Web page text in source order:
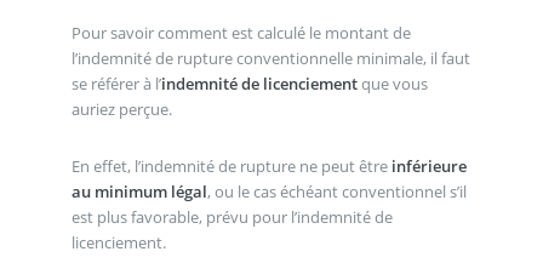
Pour savoir comment est calculé le montant de
l’indemnité de rupture conventionnelle minimale, il faut
se référer à l’indemnité de licenciementque vous
auriez perçue.
En effet, l’indemnité de rupture ne peut être inférieure
au minimum légal, ou le cas échéant conventionnel s’il
est plus favorable, prévu pour l’indemnité de
licenciement.